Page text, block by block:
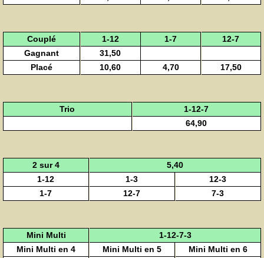
Couplé 1-12 1-7
12-7
Gagnant
31,50
Placé
10,60 4,70 17,50
Trio
1-12-7
64,90
2 sur 4
5,40
1-12
1-3
12-3
1-7
12-7 7-3
Mini Multi
1-12-7-3
Mini Multi en 4
Mini Multi en 5
Mini Multi en 6